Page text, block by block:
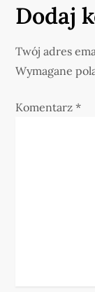
a
c
Dodaj
Twój adres
Wymagane
Komentarz*